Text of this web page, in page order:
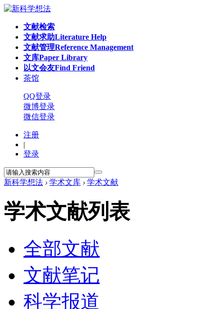
文献检索
文献求助Literature Help
文献管理Reference Management
文库Paper Library
以文会友Find Friend
茶馆
QQ登录
微博登录
微信登录
注册
|
登录
新科学想法 › 学术文库 › 学术文献
学术文献列表
全部文献
文献笔记
科学报道